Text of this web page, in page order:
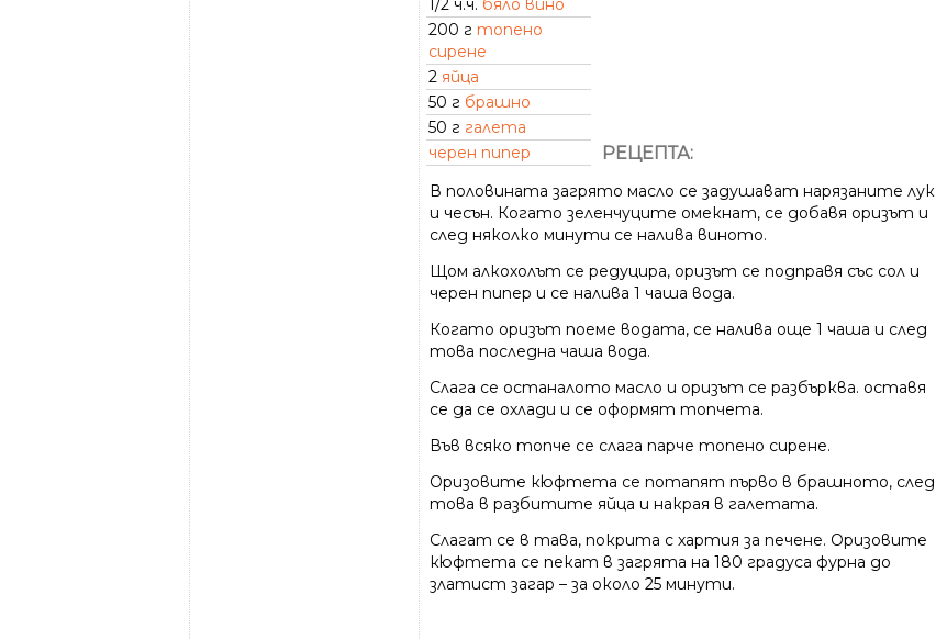
1/2 ч.ч. бяло вино
200 г топено
сирене
2 яйца
50 г брашно
50 г галета
черен пипер
РЕЦЕПТА:
В половината загрято масло се задушават нарязаните лук
и чесън. Когато зеленчуците омекнат, се добавя оризът и
след няколко минути се налива виното.
Щом алкохолът се редуцира, оризът се подправя със сол и
черен пипер и се налива 1 чаша вода.
Когато оризът поеме водата, се налива още 1 чаша и след
това последна чаша вода.
Слага се останалото масло и оризът се разбърква. оставя
се да се охлади и се оформят топчета.
Във всяко топче се слага парче топено сирене.
Оризовите кюфтета се потапят първо в брашното, след
това в разбитите яйца и накрая в галетата.
Слагат се в тава, покрита с хартия за печене. Оризовите
кюфтета се пекат в загрята на 180 градуса фурна до
златист загар – за около 25 минути.